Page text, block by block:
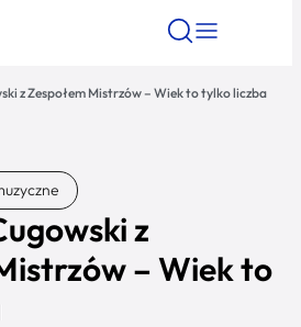
z Zespołem Mistrzów – Wiek to tylko liczba
z
– Wiek to